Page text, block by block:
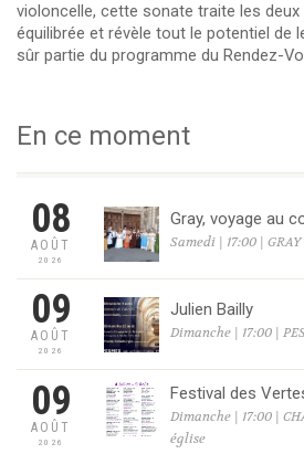
violoncelle, cette sonate traite les
équilibrée et révèle tout le potentiel de
sûr partie du programme du Rendez-
En ce moment
08
AOÛT
2026
Gray, voyage au
Samedi | 17:00 | GRAY
09
AOÛT
2026
Julien Bailly
Dimanche | 17:00 |
09
AOÛT
2026
Festival des
Dimanche | 17:00 |
église